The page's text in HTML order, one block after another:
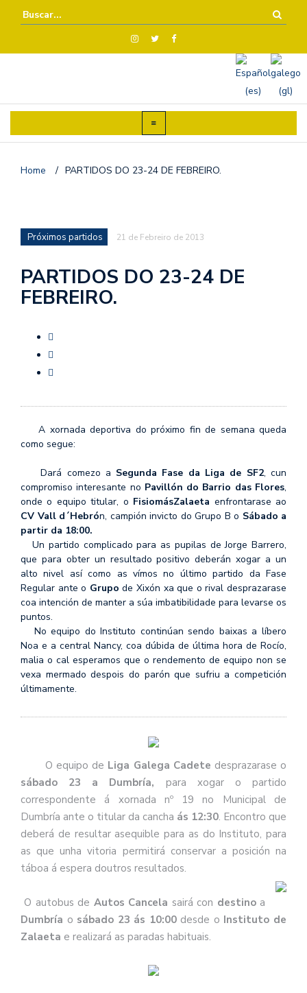
Home / PARTIDOS DO 23-24 DE FEBREIRO.
Próximos partidos 21 de Febreiro de 2013
PARTIDOS DO 23-24 DE
FEBREIRO.
A xornada deportiva do próximo fin de semana queda
como segue:
Dará comezo a Segunda Fase da Liga de SF2, cun
compromiso interesante no Pavillón do Barrio das Flores,
onde o equipo titular, o FisiomásZalaeta enfrontarase ao
CV Vall d´Hebrón, campión invicto do Grupo B o Sábado a
partir da 18:00.
Un partido complicado para as pupilas de Jorge Barrero,
que para obter un resultado positivo deberán xogar a un
alto nivel así como as vímos no último partido da Fase
Regular ante o Grupode Xixón xa que o rival desprazarase
coa intención de manter a súa imbatibilidade para levarse os
puntos.
No equipo do Instituto continúan sendo baixas a líbero
Noa e a central Nancy, coa dúbida de última hora de Rocío,
malia o cal esperamos que o rendemento de equipo non se
vexa mermado despois do parón que sufriu a competición
últimamente.
O equipo de Liga Galega Cadete desprazarase o
sábado 23
a Dumbría, para xogar o partido
correspondente á xornada nº 19 no Municipal de
Dumbría ante o titular da cancha ás 12:30. Encontro que
deberá de resultar asequible para as do Instituto, para
as que unha vitoria permitirá conservar a posición na
táboa á espera doutros resultados.
O autobus de Autos Cancela sairá con destinoa
Dumbría o sábado 23 ás 10:00desde o Instituto de
Zalaeta e realizará as paradas habituais.